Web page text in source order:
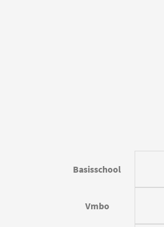
Basisschool
Vmbo